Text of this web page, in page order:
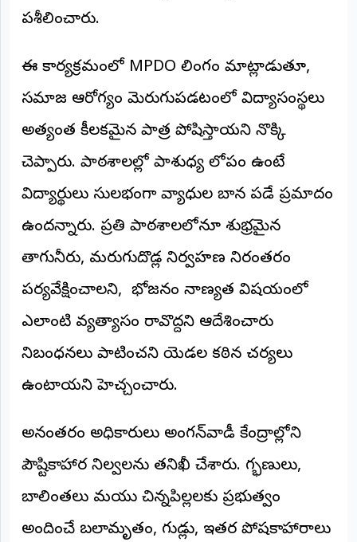
మా
రిపోర్టర్‌గా
చేరండి
లాగిన్
(Login)
©
2026
NTODAY
NEWS
ప్రతి
క్షణం
ప్రజల
పక్షం
పరిశీలించారు.
ఈ కార్యక్రమంలో MPDO లింగం మాట్లాడుతూ,
సమాజ ఆరోగ్యం మెరుగుపడటంలో విద్యాసంస్థలు
అత్యంత కీలకమైన పాత్ర పోషిస్తాయని నొక్కి
చెప్పారు. పాఠశాలల్లో పారిశుధ్య లోపం ఉంటే
విద్యార్థులు సులభంగా వ్యాధుల బారిన పడే ప్రమాదం
ఉందన్నారు. ప్రతి పాఠశాలలోనూ శుభ్రమైన
తాగునీరు, మరుగుదొడ్ల నిర్వహణ నిరంతరం
పర్యవేక్షించాలని, భోజనం నాణ్యత విషయంలో
ఎలాంటి వ్యత్యాసం రావొద్దని ఆదేశించారు
నిబంధనలు పాటించని యెడల కఠిన చర్యలు
ఉంటాయని హెచ్చరించారు.
అనంతరం అధికారులు అంగన్‌వాడీ కేంద్రాల్లోని
పౌష్టికాహార నిల్వలను తనిఖీ చేశారు. గర్భిణులు,
బాలింతలు మరియు చిన్నపిల్లలకు ప్రభుత్వం
అందించే బలామృతం, గుడ్లు, ఇతర పోషకాహారాలు